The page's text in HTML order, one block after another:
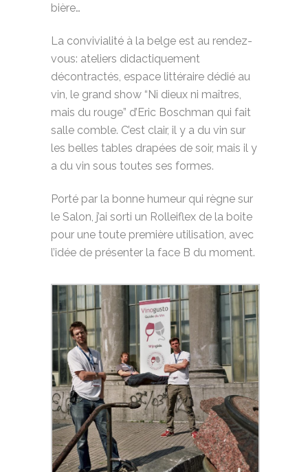
bière…
La convivialité à la belge est au rendez-
vous: ateliers didactiquement
décontractés, espace littéraire dédié au
vin, le grand show “Ni dieux ni maîtres,
mais du rouge” d’Eric Boschman qui fait
salle comble. C’est clair, il y a du vin sur
les belles tables drapées de soir, mais il y
a du vin sous toutes ses formes.
Porté par la bonne humeur qui règne sur
le Salon, j’ai sorti un Rolleiflex de la boite
pour une toute première utilisation, avec
l’idée de présenter la face B du moment.